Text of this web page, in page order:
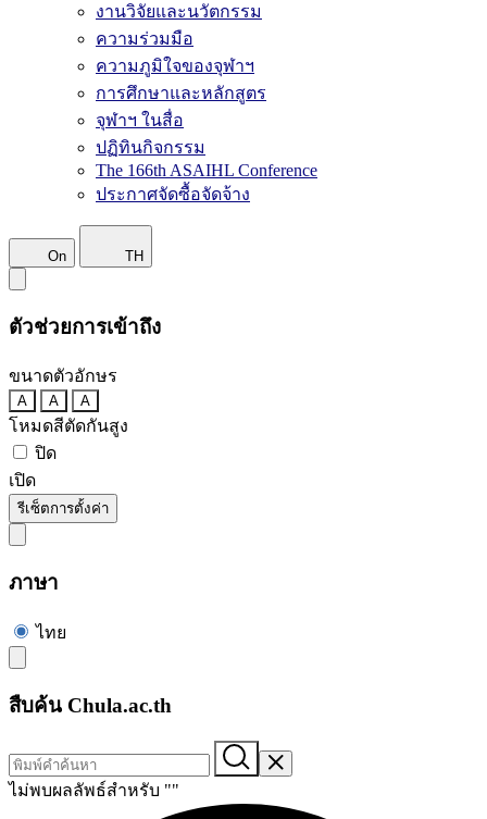
งานวิจัยและนวัตกรรม
ความร่วมมือ
ความภูมิใจของจุฬาฯ
การศึกษาและหลักสูตร
จุฬาฯ ในสื่อ
ปฏิทินกิจกรรม
The 166th ASAIHL Conference
ประกาศจัดซื้อจัดจ้าง
On TH
ตัวช่วยการเข้าถึง
ขนาดตัวอักษร
A A A
โหมดสีตัดกันสูง
ปิด
เปิด
รีเซ็ตการตั้งค่า
ภาษา
ไทย
สืบค้น Chula.ac.th
ไม่พบผลลัพธ์สำหรับ ""